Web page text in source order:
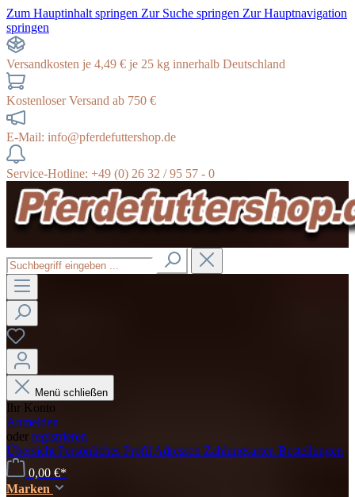
Zum Hauptinhalt springen Zur Suche springen Zur Hauptnavigation
springen
Versandkosten je 4,49 € je 25 kg innerhalb Deutschland
Kostenloser Versand ab 750 €
E-Mail: info@pferdefuttershop.de
Service-Hotline: +49 (0) 26 32 / 95 57 - 0
Menü schließen
Ihr Konto
Anmelden
oder registrieren
Übersicht Persönliches Profil Adressen Zahlungsarten Bestellungen
0,00 €*
Marken